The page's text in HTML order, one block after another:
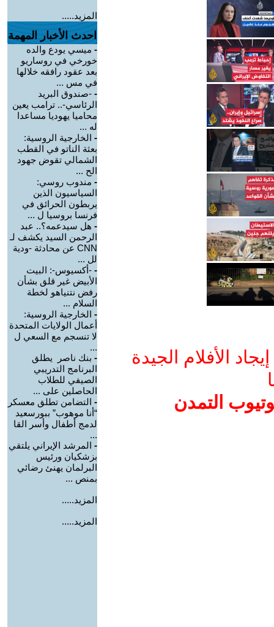
الأفلام الجيدة
التمدن
المزيد.....
احدث الأخبار المهمة
- ميسي يودع والده
خورخي في روساريو
بعد عقود رافقه خلالها
في مس ...
- -صندوق البريد
الرئاسي-.. ترامب يعين
محاميا يهوديا مساعدا
له ...
- الخارجية الروسية:
بعثة الناتو في القطب
الشمالي تقوض جهود
الح ...
- مندوب روسي:
السياسيون الذين
يربطون الحرائق في
فرنسا بروسيا ل ...
- هل سيدعمه؟.. عبد
الرحمن السيد يكشف لـ
CNN عن محادثة -ودية
لل ...
- -أكسيوس-: البيت
الأبيض غير قلق بشأن
رفض نتنياهو لخطة
السلام ...
- الخارجية الروسية:
أعمال الولايات المتحدة
لا تنسجم مع السعي ل
...
- بنك ناصر يطلق
البرنامج التدريبي
الصيفي للطلاب
الحاصلين على ...
- التضامن تطلق معسكر
“أنا موهوب” ببورسعيد
لدمج أطفال وأسر القا
...
- المرشد الإيراني يلتقي
بزشكيان ورئيس
البرلمان يهنئ رضائي
بمنص ...
المزيد.....
المزيد.....